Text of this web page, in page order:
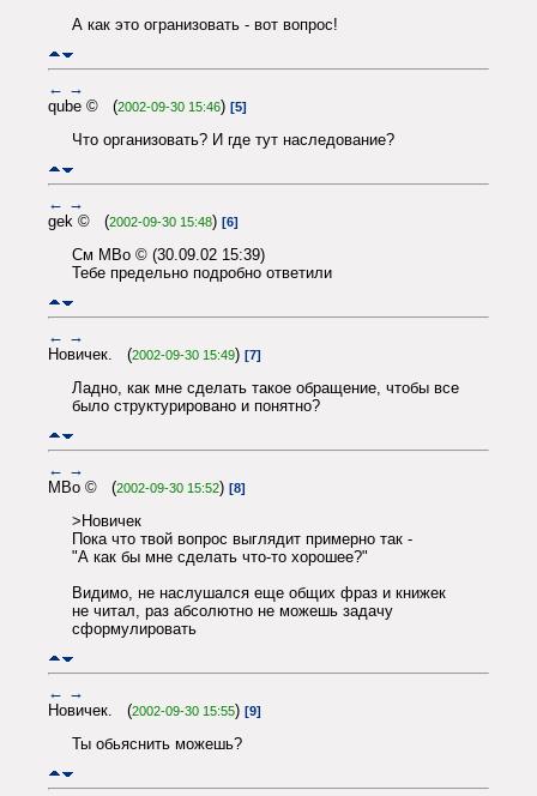
А как это огранизовать - вот вопрос!
← →
qube © (2002-09-30 15:46) [5]
Что организовать? И где тут наследование?
← →
gek © (2002-09-30 15:48) [6]
См MBo © (30.09.02 15:39)
Тебе предельно подробно ответили
← →
Новичек. (2002-09-30 15:49) [7]
Ладно, как мне сделать такое обращение, чтобы все
было структурировано и понятно?
← →
MBo © (2002-09-30 15:52) [8]
>Новичек
Пока что твой вопрос выглядит примерно так -
"А как бы мне сделать что-то хорошее?"
Видимо, не наслушался еще общих фраз и книжек
не читал, раз абсолютно не можешь задачу
сформулировать
← →
Новичек. (2002-09-30 15:55) [9]
Ты обьяснить можешь?